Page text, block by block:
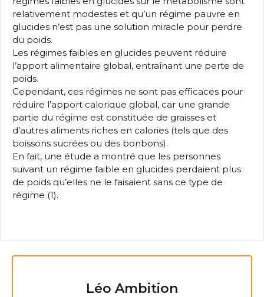
relativement modestes et qu’un régime pauvre en
glucides n’est pas une solution miracle pour perdre
du poids.
Les régimes faibles en glucides peuvent réduire
l’apport alimentaire global, entraînant une perte de
poids.
Cependant, ces régimes ne sont pas efficaces pour
réduire l’apport calorique global, car une grande
partie du régime est constituée de graisses et
d’autres aliments riches en calories (tels que des
boissons sucrées ou des bonbons).
En fait, une étude a montré que les personnes
suivant un régime faible en glucides perdaient plus
de poids qu’elles ne le faisaient sans ce type de
régime (1).
Léo Ambition